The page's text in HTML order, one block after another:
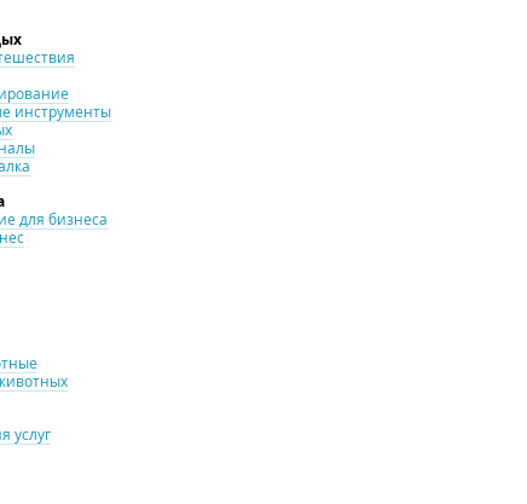
инструменты
для бизнеса
услуг